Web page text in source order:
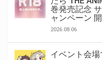
巻発売記念
ャンペーン 開
2026.08.06
イベント会